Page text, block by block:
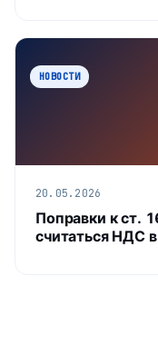
НОВОСТИ
20.05.2026
Поправки к ст.
считаться НДС